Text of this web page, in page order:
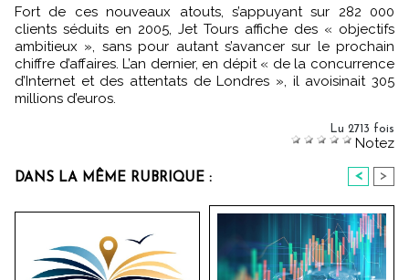
Fort de ces nouveaux atouts, s’appuyant sur 282 000
clients séduits en 2005, Jet Tours affiche des « objectifs
ambitieux », sans pour autant s’avancer sur le prochain
chiffre d’affaires. L’an dernier, en dépit « de la concurrence
d’Internet et des attentats de Londres », il avoisinait 305
millions d’euros.
Lu 2713 fois
Notez
DANS LA MÊME RUBRIQUE : < >